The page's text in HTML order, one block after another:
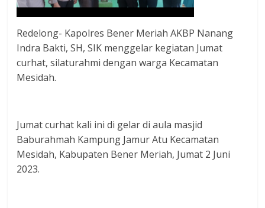
Redelong- Kapolres Bener Meriah AKBP Nanang
Indra Bakti, SH, SIK menggelar kegiatan Jumat
curhat, silaturahmi dengan warga Kecamatan
Mesidah.
Jumat curhat kali ini di gelar di aula masjid
Baburahmah Kampung Jamur Atu Kecamatan
Mesidah, Kabupaten Bener Meriah, Jumat 2 Juni
2023.